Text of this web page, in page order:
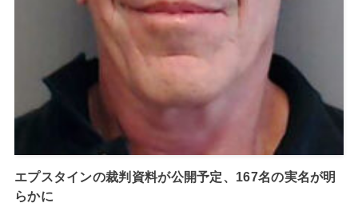
エプスタインの裁判資料が公開予定、167名の実名が明
らかに